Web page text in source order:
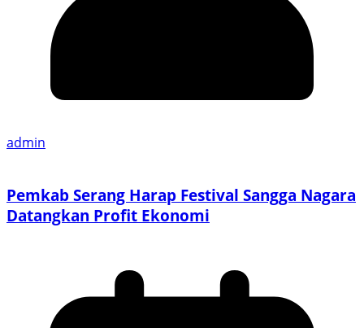
admin
Pemkab Serang Harap Festival Sangga Nagara
Datangkan Profit Ekonomi